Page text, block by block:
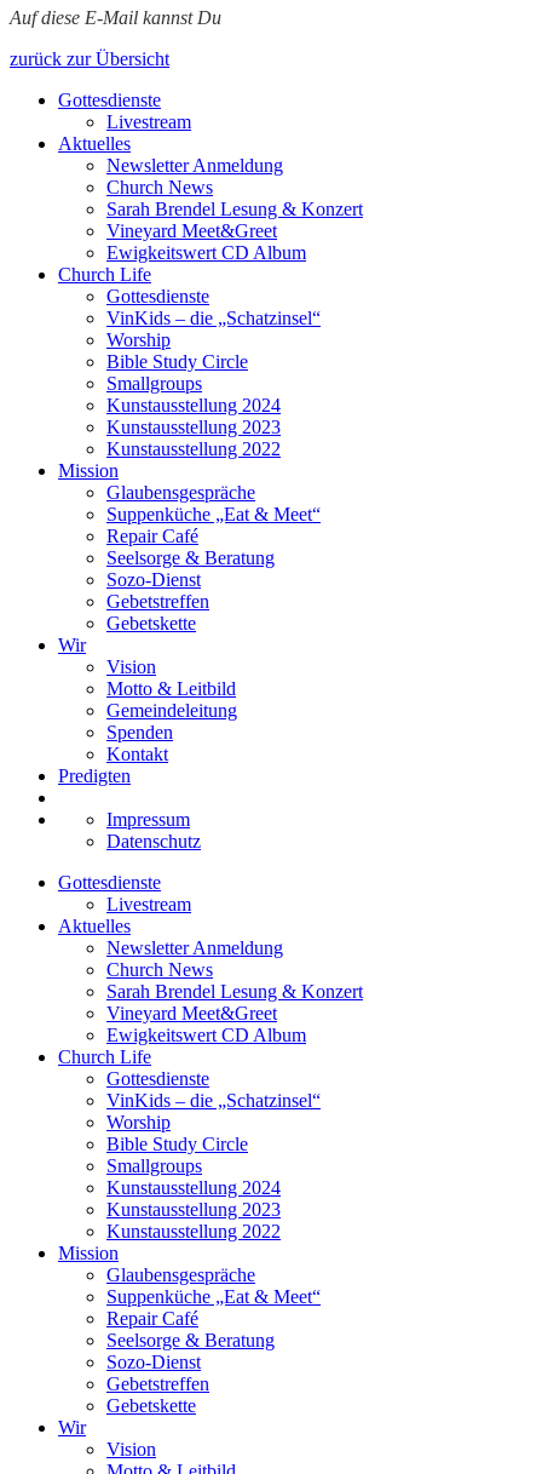
Auf diese E-Mail kannst Du
zurück zur Übersicht
Gottesdienste
Livestream
Aktuelles
Newsletter Anmeldung
Church News
Sarah Brendel Lesung & Konzert
Vineyard Meet&Greet
Ewigkeitswert CD Album
Church Life
Gottesdienste
VinKids – die „Schatzinsel“
Worship
Bible Study Circle
Smallgroups
Kunstausstellung 2024
Kunstausstellung 2023
Kunstausstellung 2022
Mission
Glaubensgespräche
Suppenküche „Eat & Meet“
Repair Café
Seelsorge & Beratung
Sozo-Dienst
Gebetstreffen
Gebetskette
Wir
Vision
Motto & Leitbild
Gemeindeleitung
Spenden
Kontakt
Predigten
Impressum
Datenschutz
Gottesdienste
Livestream
Aktuelles
Newsletter Anmeldung
Church News
Sarah Brendel Lesung & Konzert
Vineyard Meet&Greet
Ewigkeitswert CD Album
Church Life
Gottesdienste
VinKids – die „Schatzinsel“
Worship
Bible Study Circle
Smallgroups
Kunstausstellung 2024
Kunstausstellung 2023
Kunstausstellung 2022
Mission
Glaubensgespräche
Suppenküche „Eat & Meet“
Repair Café
Seelsorge & Beratung
Sozo-Dienst
Gebetstreffen
Gebetskette
Wir
Vision